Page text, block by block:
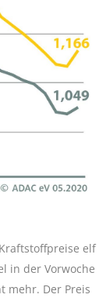
elf
in der Vorwoche
mehr. Der Preis